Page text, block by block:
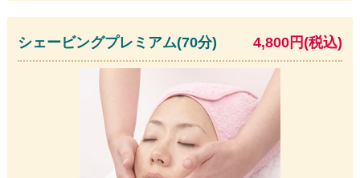
シェービングプレミアム(70分) 4,800円(税込)